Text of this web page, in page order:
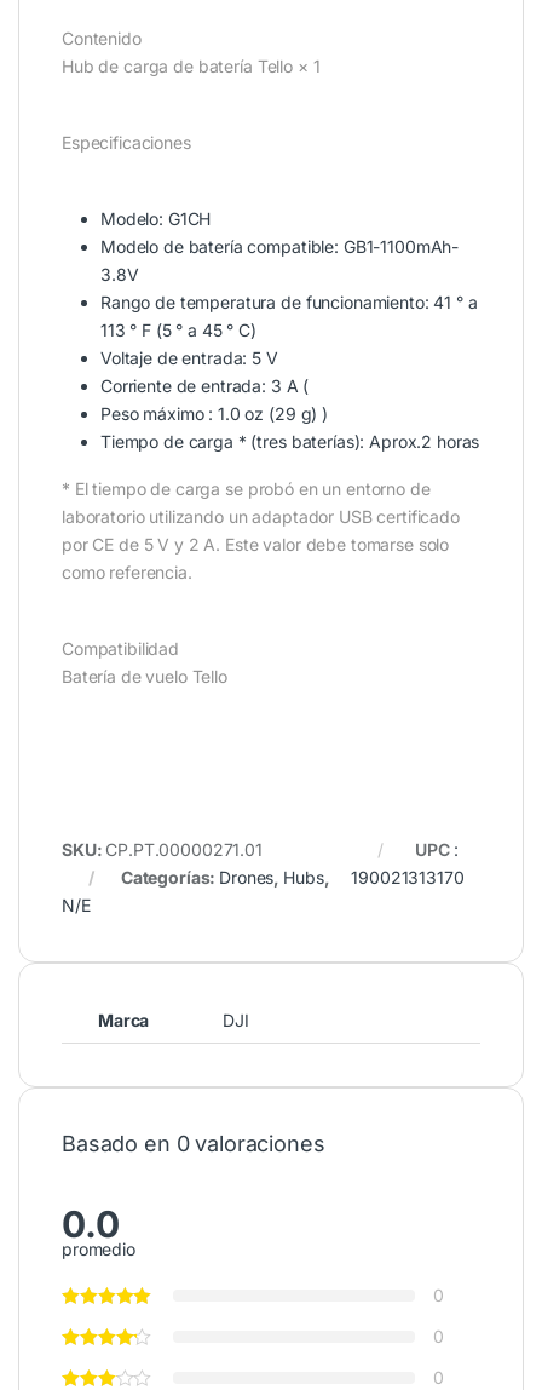
Contenido
Hub de carga de batería Tello × 1
Especificaciones
Modelo: G1CH
Modelo de batería compatible: GB1-1100mAh-
3.8V
Rango de temperatura de funcionamiento: 41 ° a
113 ° F (5 ° a 45 ° C)
Voltaje de entrada: 5 V
Corriente de entrada: 3 A (
Peso máximo : 1.0 oz (29 g) )
Tiempo de carga * (tres baterías): Aprox.2 horas
* El tiempo de carga se probó en un entorno de
laboratorio utilizando un adaptador USB certificado
por CE de 5 V y 2 A. Este valor debe tomarse solo
como referencia.
Compatibilidad
Batería de vuelo Tello
SKU: CP.PT.00000271.01
Categorías: Drones, Hubs,
N/E
UPC :
190021313170
Marca DJI
Basado en 0 valoraciones
0.0
promedio
0
0
0